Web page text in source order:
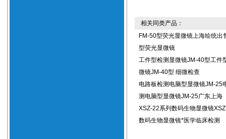
相关同类产品：
FM-50型荧光显微镜上海绘统出
型荧光显微镜
工件型检测显微镜JM-40型工件
微镜JM-40型 细微检查
电路板检测电脑型显微镜JM-25
测电脑型显微镜JM-25广东上海
XSZ-22系列数码生物显微镜
数码生物显微镜*医学临床检测